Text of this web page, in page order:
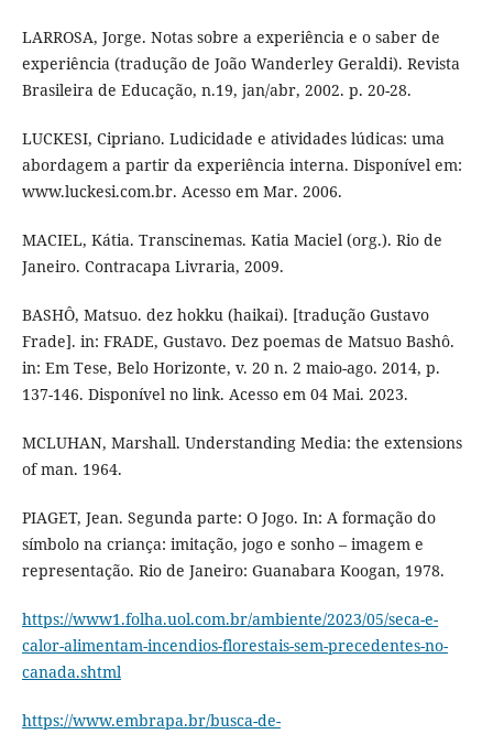
LARROSA, Jorge. Notas sobre a experiência e o saber de
experiência (tradução de João Wanderley Geraldi). Revista
Brasileira de Educação, n.19, jan/abr, 2002. p. 20-28.
LUCKESI, Cipriano. Ludicidade e atividades lúdicas: uma
abordagem a partir da experiência interna. Disponível em:
www.luckesi.com.br. Acesso em Mar. 2006.
MACIEL, Kátia. Transcinemas. Katia Maciel (org.). Rio de
Janeiro. Contracapa Livraria, 2009.
BASHÔ, Matsuo. dez hokku (haikai). [tradução Gustavo
Frade]. in: FRADE, Gustavo. Dez poemas de Matsuo Bashô.
in: Em Tese, Belo Horizonte, v. 20 n. 2 maio-ago. 2014, p.
137-146. Disponível no link. Acesso em 04 Mai. 2023.
MCLUHAN, Marshall. Understanding Media: the extensions
of man. 1964.
PIAGET, Jean. Segunda parte: O Jogo. In: A formação do
símbolo na criança: imitação, jogo e sonho – imagem e
representação. Rio de Janeiro: Guanabara Koogan, 1978.
https://www1.folha.uol.com.br/ambiente/2023/05/seca-e-
calor-alimentam-incendios-florestais-sem-precedentes-no-
canada.shtml
https://www.embrapa.br/busca-de-